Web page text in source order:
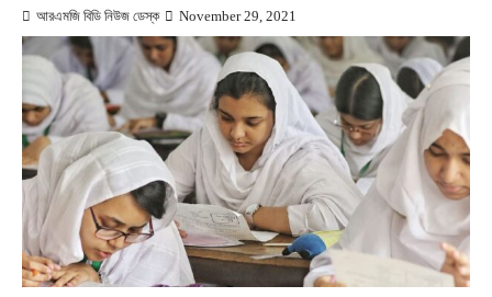
আরএমজি বিডি নিউজ ডেস্ক November 29, 2021